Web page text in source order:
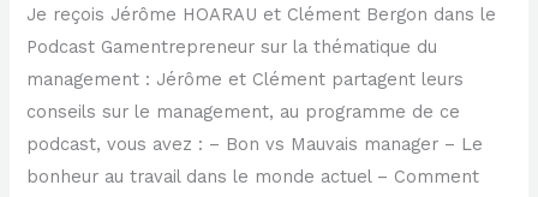
Je reçois Jérôme HOARAU et Clément Bergon dans le
Podcast Gamentrepreneur sur la thématique du
management : Jérôme et Clément partagent leurs
conseils sur le management, au programme de ce
podcast, vous avez : – Bon vs Mauvais manager – Le
bonheur au travail dans le monde actuel – Comment
Clément